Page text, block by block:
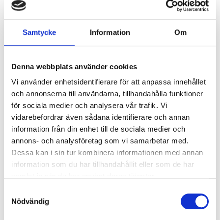
Samtycke Information Om
Denna webbplats använder cookies
Vi använder enhetsidentifierare för att anpassa innehållet
och annonserna till användarna, tillhandahålla funktioner
för sociala medier och analysera vår trafik. Vi
vidarebefordrar även sådana identifierare och annan
information från din enhet till de sociala medier och
annons- och analysföretag som vi samarbetar med.
Dessa kan i sin tur kombinera informationen med annan
information som du har tillhandahållit eller som de har
Nödvändig
Ljusstyrning
Sensor:
Utan sensor
Nödljus
Nödljus:
Ja
Typ av nödljus:
Batteribackup självtest
Brinntid i batteridrift:
1 h
Ljus vid strömbortfall:
330 lm
Standard:
EN 60598-2-22
Anslutning
centrerat, samt enkla införingshål i vardera gavel.
Överkopplingsplint 5x2x2,5 mm² i armaturens